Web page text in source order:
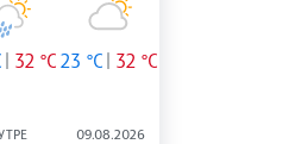
32 °C 23 °C 32 °C
09.08.2026